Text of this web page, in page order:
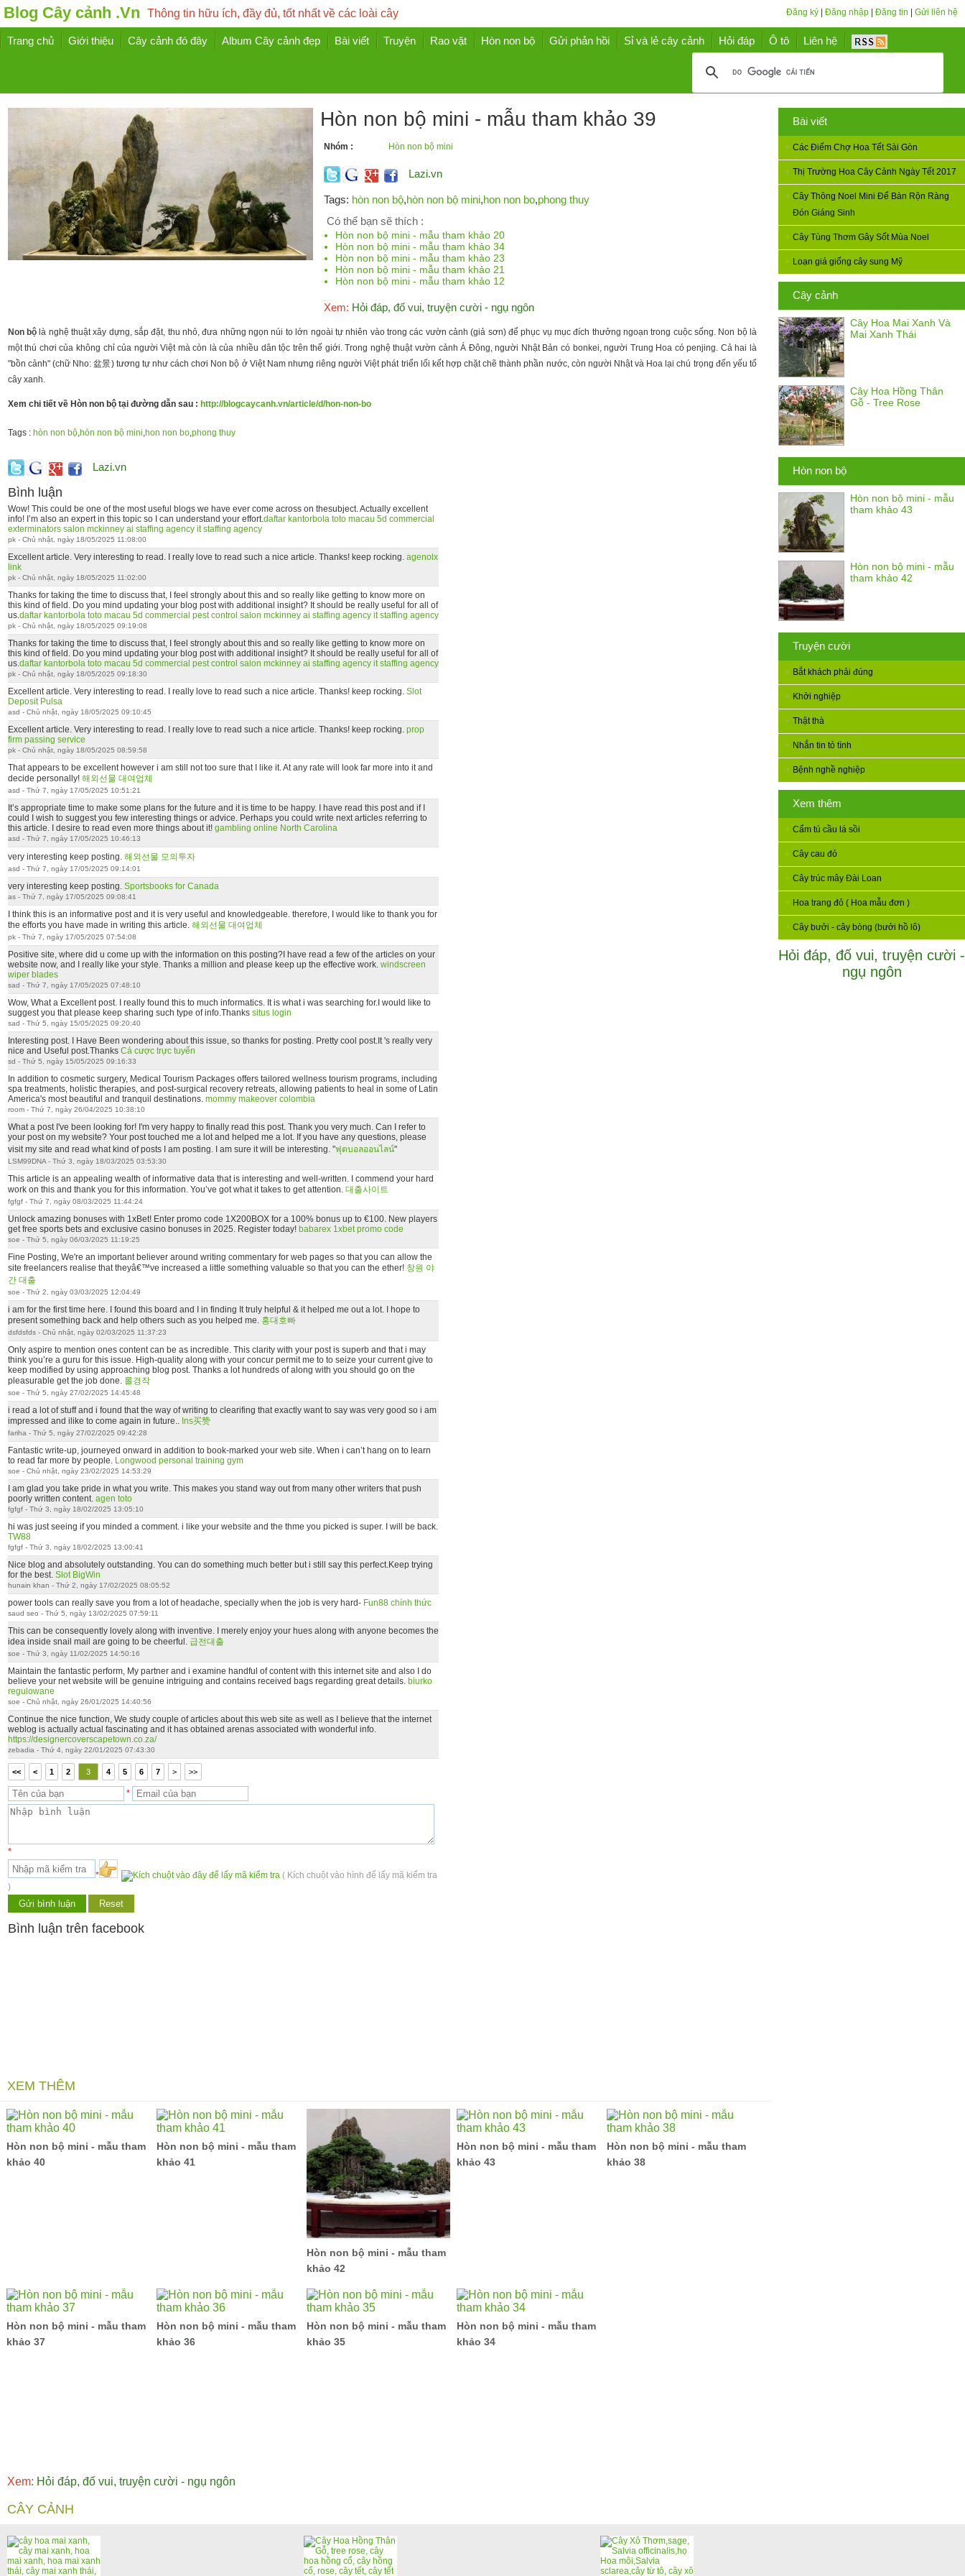
Blog Cây cảnh .Vn Thông tin hữu ích, đầy đủ, tốt nhất về các loài cây Đăng ký Đăng nhập Đăng tin Gửi liên hệ
Trang chủ Giới thiệu Cây cảnh đó đây Album Cây cảnh đẹp Bài viết Truyện Rao vặt Hòn non bộ Gửi phản hồi Sỉ và lẻ cây cảnh Hỏi đáp Ô tô Liên hệ
Bài viết
Các Điểm Chợ Hoa Tết Sài Gòn
Thị Trường Hoa Cây Cảnh Ngày Tết 2017
Cây Thông Noel Mini Để Bàn Rộn Ràng
Đón Giáng Sinh
Cây Tùng Thơm Gây Sốt Mùa Noel
Loạn giá giống cây sung Mỹ
Cây cảnh
Cây Hoa Mai Xanh Và
Mai Xanh Thái
Cây Hoa Hồng Thân
Gỗ - Tree Rose
Hòn non bộ
Hòn non bộ mini - mẫu
tham khảo 43
Hòn non bộ mini - mẫu
tham khảo 42
Truyện cười
Bắt khách phải đúng
Khởi nghiệp
Thật thà
Nhắn tin tỏ tình
Bệnh nghề nghiệp
Xem thêm
Cẩm tú cầu lá sồi
Cây cau đỏ
Cây trúc mây Đài Loan
Hoa trang đỏ ( Hoa mẫu đơn )
Cây bưởi - cây bòng (bưởi hồ lô)
Hỏi đáp, đố vui, truyện cười -
ngụ ngôn
Hòn non bộ mini - mẫu tham khảo 39
Nhóm : Hòn non bộ mini
Lazi.vn
Tags: hòn non bộ,hòn non bộ mini,hon non bo,phong thuy
Có thể bạn sẽ thích :
Hòn non bộ mini - mẫu tham khảo 20
Hòn non bộ mini - mẫu tham khảo 34
Hòn non bộ mini - mẫu tham khảo 23
Hòn non bộ mini - mẫu tham khảo 21
Hòn non bộ mini - mẫu tham khảo 12
Xem: Hỏi đáp, đố vui, truyện cười - ngụ ngôn
Non bộ là nghệ thuật xây dựng, sắp đặt, thu nhỏ, đưa những ngọn núi to lớn ngoài tự nhiên vào trong các vườn cảnh (giả sơn) để phục vụ mục đích thưởng ngoạn trong cuộc sống. Non bộ là
một thú chơi của không chỉ của người Việt mà còn là của nhiều dân tộc trên thế giới. Trong nghệ thuật vườn cảnh Á Đông, người Nhật Bản có bonkei, người Trung Hoa có penjing. Cả hai là
"bồn cảnh" (chữ Nho: 盆景) tương tự như cách chơi Non bộ ở Việt Nam nhưng riêng người Việt phát triển lối kết hợp chặt chẽ thành phần nước, còn người Nhật và Hoa lại chú trọng đến yếu tố
cây xanh.
Xem chi tiết về Hòn non bộ tại đường dẫn sau : http://blogcaycanh.vn/article/d/hon-non-bo
Tags : hòn non bộ,hòn non bộ mini,hon non bo,phong thuy
Lazi.vn
Bình luận
Wow! This could be one of the most useful blogs we have ever come across on thesubject. Actually excellent
info! I’m also an expert in this topic so I can understand your effort.daftar kantorbola toto macau 5d commercial
exterminators salon mckinney ai staffing agency it staffing agency
pk - Chủ nhật, ngày 18/05/2025 11:08:00
Excellent article. Very interesting to read. I really love to read such a nice article. Thanks! keep rocking. agenolx
link
pk - Chủ nhật, ngày 18/05/2025 11:02:00
Thanks for taking the time to discuss that, I feel strongly about this and so really like getting to know more on
this kind of field. Do you mind updating your blog post with additional insight? It should be really useful for all of
us.daftar kantorbola toto macau 5d commercial pest control salon mckinney ai staffing agency it staffing agency
pk - Chủ nhật, ngày 18/05/2025 09:19:08
Thanks for taking the time to discuss that, I feel strongly about this and so really like getting to know more on
this kind of field. Do you mind updating your blog post with additional insight? It should be really useful for all of
us.daftar kantorbola toto macau 5d commercial pest control salon mckinney ai staffing agency it staffing agency
pk - Chủ nhật, ngày 18/05/2025 09:18:30
Excellent article. Very interesting to read. I really love to read such a nice article. Thanks! keep rocking. Slot
Deposit Pulsa
asd - Chủ nhật, ngày 18/05/2025 09:10:45
Excellent article. Very interesting to read. I really love to read such a nice article. Thanks! keep rocking. prop
firm passing service
pk - Chủ nhật, ngày 18/05/2025 08:59:58
That appears to be excellent however i am still not too sure that I like it. At any rate will look far more into it and
decide personally! 해외선물 대여업체
asd - Thứ 7, ngày 17/05/2025 10:51:21
It’s appropriate time to make some plans for the future and it is time to be happy. I have read this post and if I
could I wish to suggest you few interesting things or advice. Perhaps you could write next articles referring to
this article. I desire to read even more things about it! gambling online North Carolina
asd - Thứ 7, ngày 17/05/2025 10:46:13
very interesting keep posting. 해외선물 모의투자
asd - Thứ 7, ngày 17/05/2025 09:14:01
very interesting keep posting. Sportsbooks for Canada
as - Thứ 7, ngày 17/05/2025 09:08:41
I think this is an informative post and it is very useful and knowledgeable. therefore, I would like to thank you for
the efforts you have made in writing this article. 해외선물 대여업체
pk - Thứ 7, ngày 17/05/2025 07:54:08
Positive site, where did u come up with the information on this posting?I have read a few of the articles on your
website now, and I really like your style. Thanks a million and please keep up the effective work. windscreen
wiper blades
sad - Thứ 7, ngày 17/05/2025 07:48:10
Wow, What a Excellent post. I really found this to much informatics. It is what i was searching for.I would like to
suggest you that please keep sharing such type of info.Thanks situs login
sad - Thứ 5, ngày 15/05/2025 09:20:40
Interesting post. I Have Been wondering about this issue, so thanks for posting. Pretty cool post.It 's really very
nice and Useful post.Thanks Cá cược trực tuyến
sd - Thứ 5, ngày 15/05/2025 09:16:33
In addition to cosmetic surgery, Medical Tourism Packages offers tailored wellness tourism programs, including
spa treatments, holistic therapies, and post-surgical recovery retreats, allowing patients to heal in some of Latin
America's most beautiful and tranquil destinations. mommy makeover colombia
room - Thứ 7, ngày 26/04/2025 10:38:10
What a post I've been looking for! I'm very happy to finally read this post. Thank you very much. Can I refer to
your post on my website? Your post touched me a lot and helped me a lot. If you have any questions, please
visit my site and read what kind of posts I am posting. I am sure it will be interesting. "ฟุตบอลออนไลน์"
LSM99DNA - Thứ 3, ngày 18/03/2025 03:53:30
This article is an appealing wealth of informative data that is interesting and well-written. I commend your hard
work on this and thank you for this information. You’ve got what it takes to get attention. 대출사이트
fgfgf - Thứ 7, ngày 08/03/2025 11:44:24
Unlock amazing bonuses with 1xBet! Enter promo code 1X200BOX for a 100% bonus up to €100. New players
get free sports bets and exclusive casino bonuses in 2025. Register today! babarex 1xbet promo code
soe - Thứ 5, ngày 06/03/2025 11:19:25
Fine Posting, We're an important believer around writing commentary for web pages so that you can allow the
site freelancers realise that theyâ€™ve increased a little something valuable so that you can the ether! 창원 야
간 대출
soe - Thứ 2, ngày 03/03/2025 12:04:49
i am for the first time here. I found this board and I in finding It truly helpful & it helped me out a lot. I hope to
present something back and help others such as you helped me. 홍대호빠
dsfdsfds - Chủ nhật, ngày 02/03/2025 11:37:23
Only aspire to mention ones content can be as incredible. This clarity with your post is superb and that i may
think you’re a guru for this issue. High-quality along with your concur permit me to to seize your current give to
keep modified by using approaching blog post. Thanks a lot hundreds of along with you should go on the
pleasurable get the job done. 롤경작
soe - Thứ 5, ngày 27/02/2025 14:45:48
i read a lot of stuff and i found that the way of writing to clearifing that exactly want to say was very good so i am
impressed and ilike to come again in future.. Ins买赞
fariha - Thứ 5, ngày 27/02/2025 09:42:28
Fantastic write-up, journeyed onward in addition to book-marked your web site. When i can’t hang on to learn
to read far more by people. Longwood personal training gym
soe - Chủ nhật, ngày 23/02/2025 14:53:29
I am glad you take pride in what you write. This makes you stand way out from many other writers that push
poorly written content. agen toto
fgfgf - Thứ 3, ngày 18/02/2025 13:05:10
hi was just seeing if you minded a comment. i like your website and the thme you picked is super. I will be back.
TW88
fgfgf - Thứ 3, ngày 18/02/2025 13:00:41
Nice blog and absolutely outstanding. You can do something much better but i still say this perfect.Keep trying
for the best. Slot BigWin
hunain khan - Thứ 2, ngày 17/02/2025 08:05:52
power tools can really save you from a lot of headache, specially when the job is very hard- Fun88 chính thức
saud seo - Thứ 5, ngày 13/02/2025 07:59:11
This can be consequently lovely along with inventive. I merely enjoy your hues along with anyone becomes the
idea inside snail mail are going to be cheerful. 급전대출
soe - Thứ 3, ngày 11/02/2025 14:50:16
Maintain the fantastic perform, My partner and i examine handful of content with this internet site and also I do
believe your net website will be genuine intriguing and contains received bags regarding great details. biurko
regulowane
soe - Chủ nhật, ngày 26/01/2025 14:40:56
Continue the nice function, We study couple of articles about this web site as well as I believe that the internet
weblog is actually actual fascinating and it has obtained arenas associated with wonderful info.
https://designercoverscapetown.co.za/
zebadia - Thứ 4, ngày 22/01/2025 07:43:30
<< < 1 2 3 4 5 6 7 > >>
*
*
*
( Kích chuột vào hình để lấy mã kiểm tra
)
Bình luận trên facebook
XEM THÊM
Hòn non bộ mini - mẫu tham
khảo 40
Hòn non bộ mini - mẫu tham
khảo 41
Hòn non bộ mini - mẫu tham
khảo 42
Hòn non bộ mini - mẫu tham
khảo 43
Hòn non bộ mini - mẫu tham
khảo 38
Hòn non bộ mini - mẫu tham
khảo 37
Hòn non bộ mini - mẫu tham
khảo 36
Hòn non bộ mini - mẫu tham
khảo 35
Hòn non bộ mini - mẫu tham
khảo 34
Xem: Hỏi đáp, đố vui, truyện cười - ngụ ngôn
CÂY CẢNH